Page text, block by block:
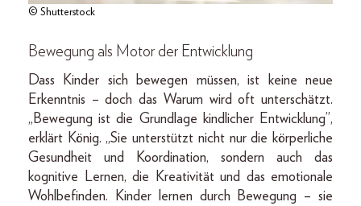
© Shutterstock
Bewegung als Motor der Entwicklung
Dass Kinder sich bewegen müssen, ist keine neue
Erkenntnis – doch das Warum wird oft unterschätzt.
„Bewegung ist die Grundlage kindlicher Entwicklung”,
erklärt König. „Sie unterstützt nicht nur die körperliche
Gesundheit und Koordination, sondern auch das
kognitive Lernen, die Kreativität und das emotionale
Wohlbefinden. Kinder lernen durch Bewegung – sie